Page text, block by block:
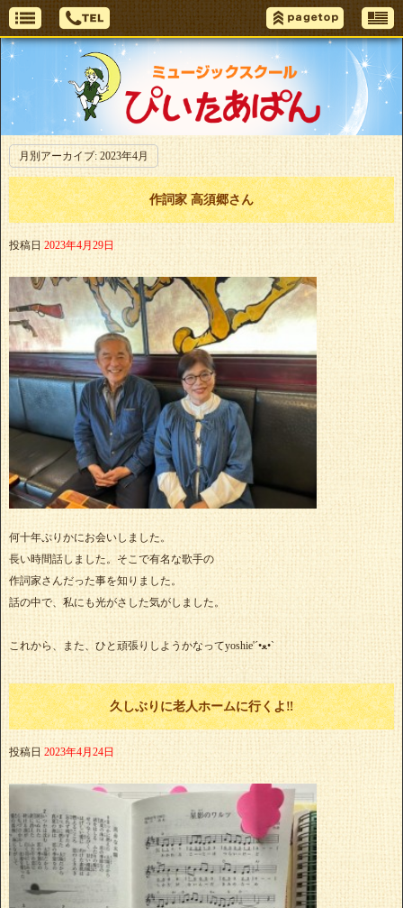
月別アーカイブ: 2023年4月
作詞家 高須郷さん
投稿日 2023年4月29日
何十年ぷりかにお会いしました。
長い時間話しました。そこで有名な歌手の
作詞家さんだった事を知りました。
話の中で、私にも光がさした気がしました。
これから、また、ひと頑張りしようかなってyoshie'‎´•ﻌ•`
久しぶりに老人ホームに行くよ‼️
投稿日 2023年4月24日